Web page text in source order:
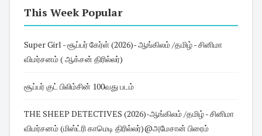
This Week Popular
Super Girl - சூப்பர் கேர்ள் (2026)- ஆங்கிலம் /தமிழ் - சினிமா
விமர்சனம் ( ஆக்சன் திரில்லர்)
சூப்பர் குட் பிலிம்சின் 100வது படம்
THE SHEEP DETECTIVES (2026)-ஆங்கிலம் /தமிழ் - சினிமா
விமர்சனம் (மிஸ்ட்ரி காமெடி திரில்லர்)@அமேசான் பிரைம்